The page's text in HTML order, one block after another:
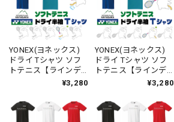
YONEX(ヨネックス)
ドライ Tシャツ ソフ
トテニス【ラインデ
ザイン】【トラね
【16500】【LINE-
25】【送料無料】
¥3,280
YONEX(ヨネックス)
ドライ Tシャツ ソフ
トテニス【ラインデ
ザイン】【トラね
【16500】【LINE-
24】【送料無料】
¥3,280